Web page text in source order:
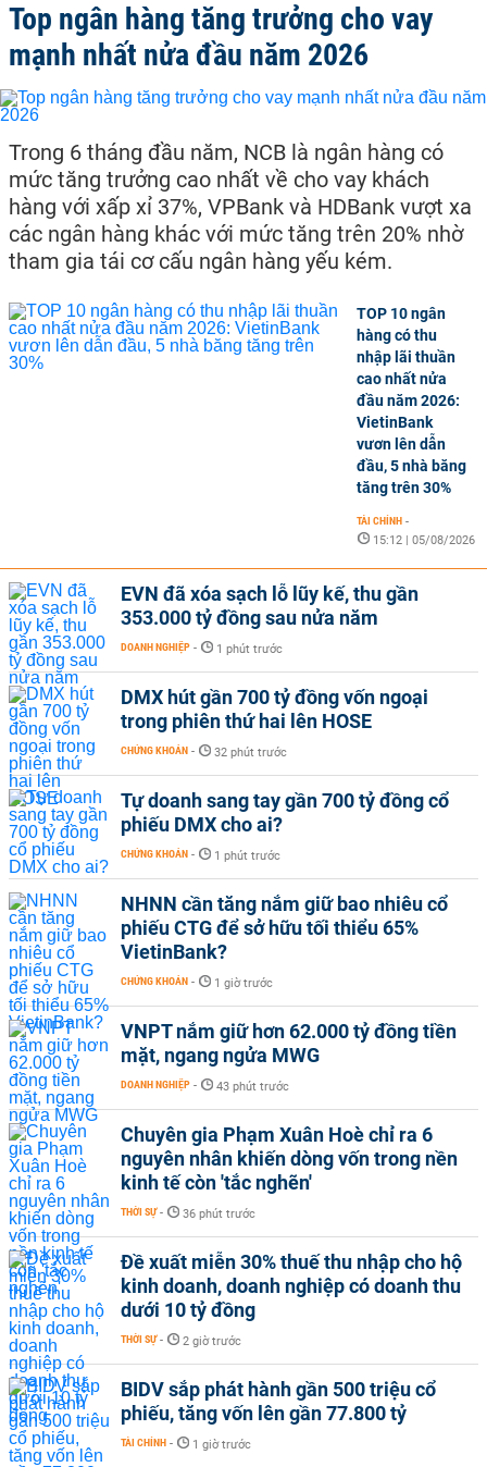
Top ngân hàng tăng trưởng cho vay
mạnh nhất nửa đầu năm 2026
Trong 6 tháng đầu năm, NCB là ngân hàng có
mức tăng trưởng cao nhất về cho vay khách
hàng với xấp xỉ 37%, VPBank và HDBank vượt xa
các ngân hàng khác với mức tăng trên 20% nhờ
tham gia tái cơ cấu ngân hàng yếu kém.
TOP 10 ngân
hàng có thu
nhập lãi thuần
cao nhất nửa
đầu năm 2026:
VietinBank
vươn lên dẫn
đầu, 5 nhà băng
tăng trên 30%
TÀI CHÍNH -
15:12 | 05/08/2026
EVN đã xóa sạch lỗ lũy kế, thu gần
353.000 tỷ đồng sau nửa năm
DOANH NGHIỆP - 1 phút trước
DMX hút gần 700 tỷ đồng vốn ngoại
trong phiên thứ hai lên HOSE
CHỨNG KHOÁN - 32 phút trước
Tự doanh sang tay gần 700 tỷ đồng cổ
phiếu DMX cho ai?
CHỨNG KHOÁN - 1 phút trước
NHNN cần tăng nắm giữ bao nhiêu cổ
phiếu CTG để sở hữu tối thiểu 65%
VietinBank?
CHỨNG KHOÁN - 1 giờ trước
VNPT nắm giữ hơn 62.000 tỷ đồng tiền
mặt, ngang ngửa MWG
DOANH NGHIỆP - 43 phút trước
Chuyên gia Phạm Xuân Hoè chỉ ra 6
nguyên nhân khiến dòng vốn trong nền
kinh tế còn 'tắc nghẽn'
THỜI SỰ - 36 phút trước
Đề xuất miễn 30% thuế thu nhập cho hộ
kinh doanh, doanh nghiệp có doanh thu
dưới 10 tỷ đồng
THỜI SỰ - 2 giờ trước
BIDV sắp phát hành gần 500 triệu cổ
phiếu, tăng vốn lên gần 77.800 tỷ
TÀI CHÍNH - 1 giờ trước